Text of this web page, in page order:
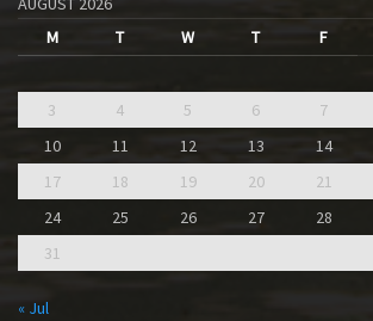
M
T W T F
3
4 5 6 7
10
11 12 13 14
17
18 19 20 21
24
25 26 27 28
31
« Jul